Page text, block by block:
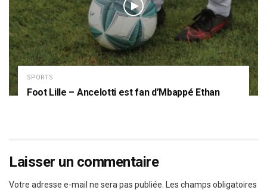
SPORTS
Foot Lille – Ancelotti est fan d’Mbappé Ethan
Laisser un commentaire
Votre adresse e-mail ne sera pas publiée.
Les champs obligatoires